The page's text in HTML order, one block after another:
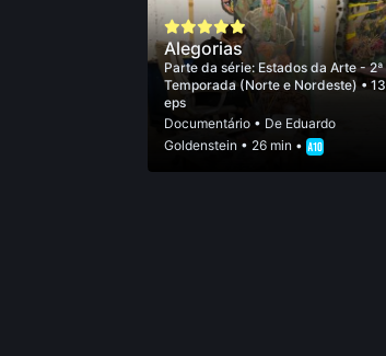
Alegorias
Parte da série: Estados da Arte - 2ª
Temporada (Norte e Nordeste) • 13
eps
Documentário• De Eduardo
Goldenstein• 26 min •